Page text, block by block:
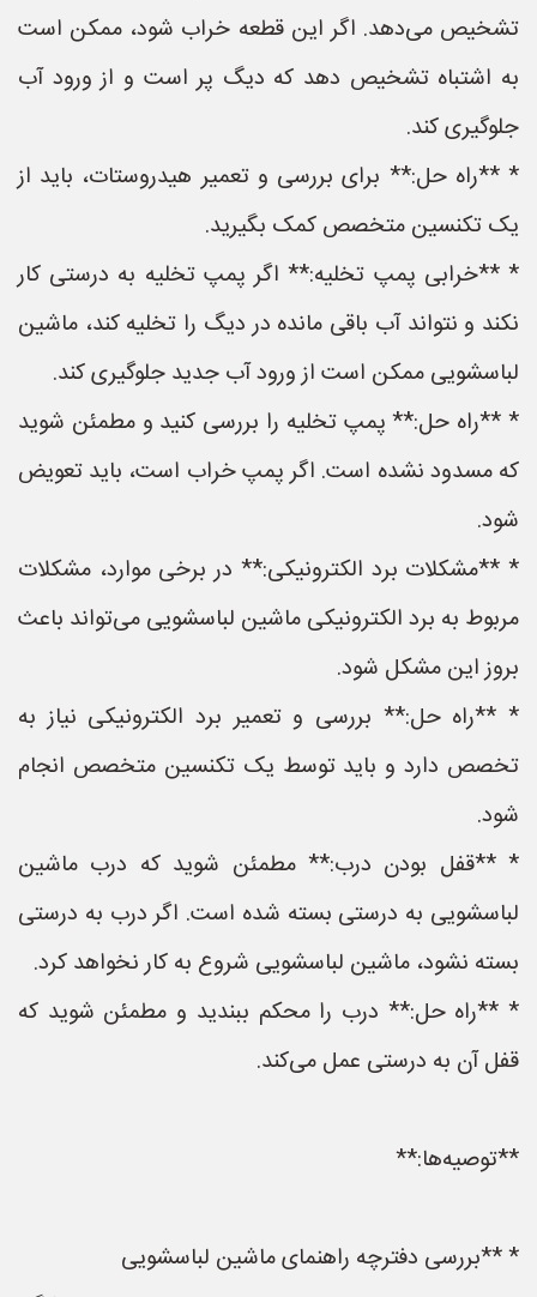
تشخیص می‌دهد. اگر این قطعه خراب شود، ممکن است
به اشتباه تشخیص دهد که دیگ پر است و از ورود آب
جلوگیری کند.
* **راه حل:** برای بررسی و تعمیر هیدروستات، باید از
یک تکنسین متخصص کمک بگیرید.
* **خرابی پمپ تخلیه:** اگر پمپ تخلیه به درستی کار
نکند و نتواند آب باقی مانده در دیگ را تخلیه کند، ماشین
لباسشویی ممکن است از ورود آب جدید جلوگیری کند.
* **راه حل:** پمپ تخلیه را بررسی کنید و مطمئن شوید
که مسدود نشده است. اگر پمپ خراب است، باید تعویض
شود.
* **مشکلات برد الکترونیکی:** در برخی موارد، مشکلات
مربوط به برد الکترونیکی ماشین لباسشویی می‌تواند باعث
بروز این مشکل شود.
* **راه حل:** بررسی و تعمیر برد الکترونیکی نیاز به
تخصص دارد و باید توسط یک تکنسین متخصص انجام
شود.
* **قفل بودن درب:** مطمئن شوید که درب ماشین
لباسشویی به درستی بسته شده است. اگر درب به درستی
بسته نشود، ماشین لباسشویی شروع به کار نخواهد کرد.
* **راه حل:** درب را محکم ببندید و مطمئن شوید که
قفل آن به درستی عمل می‌کند.
**توصیه‌ها:**
* **بررسی دفترچه راهنمای ماشین لباسشویی